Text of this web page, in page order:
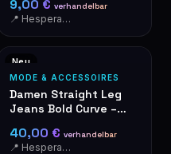
9,00 € verhandelbar
📍 Hesperange
Neu
MODE & ACCESSOIRES
Damen Straight Leg
Jeans Bold Curve –
Etikett
40,00 € verhandelbar
📍 Hesperange